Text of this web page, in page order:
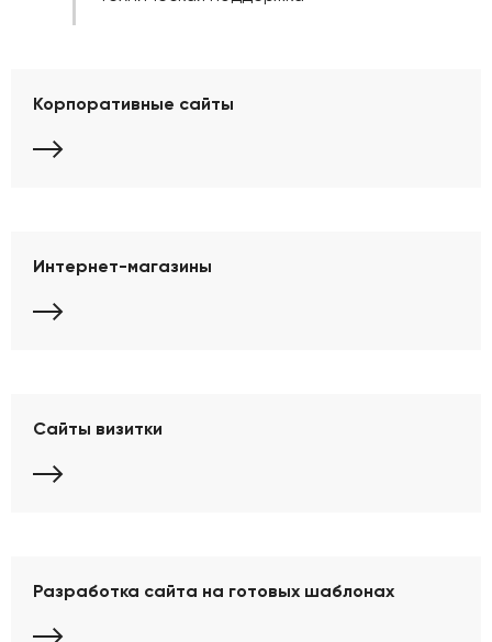
Корпоративные сайты
Интернет-магазины
Сайты визитки
Разработка сайта на готовых шаблонах